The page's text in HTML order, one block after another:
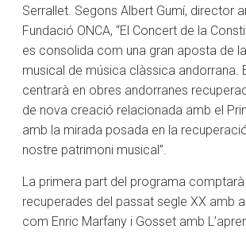
Serrallet. Segons Albert Gumí, director
Fundació ONCA, “El Concert de la
es consolida com una gran aposta de
musical de música clàssica andorrana.
centrarà en obres andorranes
de nova creació relacionada amb el
amb la mirada posada en la
nostre patrimoni musical”.
La primera part del programa
recuperades del passat segle XX amb
com Enric Marfany i Gosset amb